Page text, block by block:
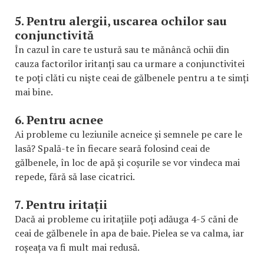
5. Pentru alergii, uscarea ochilor sau
conjunctivită
În cazul în care te ustură sau te mănâncă ochii din
cauza factorilor iritanți sau ca urmare a conjunctivitei
te poți clăti cu niște ceai de gălbenele pentru a te simți
mai bine.
6. Pentru acnee
Ai probleme cu leziunile acneice și semnele pe care le
lasă? Spală-te în fiecare seară folosind ceai de
gălbenele, în loc de apă și coșurile se vor vindeca mai
repede, fără să lase cicatrici.
7. Pentru iritații
Dacă ai probleme cu iritațiile poți adăuga 4-5 căni de
ceai de gălbenele în apa de baie. Pielea se va calma, iar
roșeața va fi mult mai redusă.